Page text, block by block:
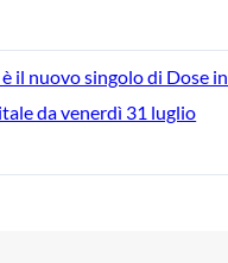
è il nuovo singolo di Dose in
da venerdì 31 luglio